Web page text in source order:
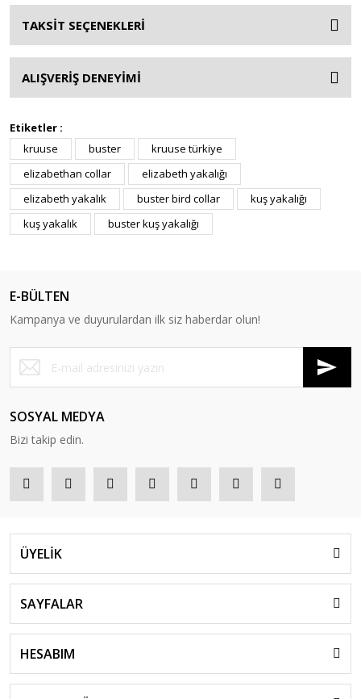
TAKSİT SEÇENEKLERİ
ALIŞVERİŞ DENEYİMİ
Etiketler :
kruuse
buster
kruuse türkiye
elizabethan collar
elizabeth yakalığı
elizabeth yakalık
buster bird collar
kuş yakalığı
kuş yakalık
buster kuş yakalığı
E-BÜLTEN
Kampanya ve duyurulardan ilk siz haberdar olun!
SOSYAL MEDYA
Bizi takip edin.
ÜYELİK
SAYFALAR
HESABIM